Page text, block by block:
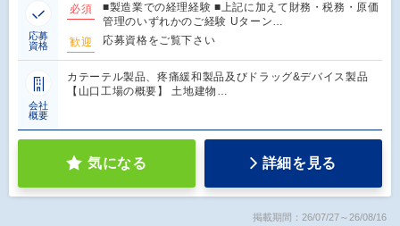
応募
資格
必須
■製造業での経理経験 ■上記に加えて財務・税務・原価
管理のいずれかのご経験 Uターン…
歓迎
応募資格をご覧下さい
会社
概要
カテーテル製品、疼痛緩和製品及びドラッグ&デバイス製品
【山口工場の概要】 土地建物…
気になる 詳細を見る
掲載期間：26/07/27～26/08/16